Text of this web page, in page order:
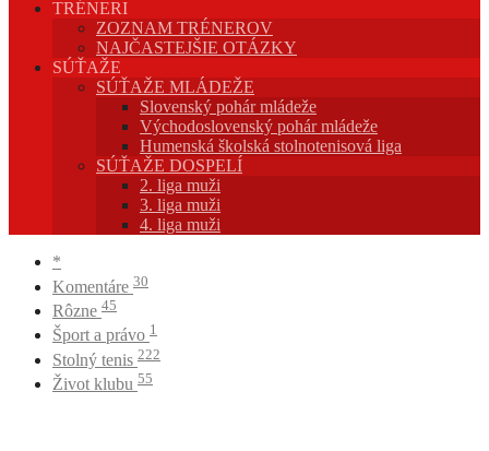
TRÉNERI
ZOZNAM TRÉNEROV
NAJČASTEJŠIE OTÁZKY
SÚŤAŽE
SÚŤAŽE MLÁDEŽE
Slovenský pohár mládeže
Východoslovenský pohár mládeže
Humenská školská stolnotenisová liga
SÚŤAŽE DOSPELÍ
2. liga muži
3. liga muži
4. liga muži
*
Komentáre 30
Rôzne 45
Šport a právo 1
Stolný tenis 222
Život klubu 55